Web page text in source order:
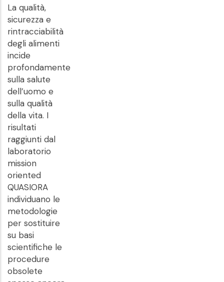
La qualità,
sicurezza e
rintracciabilità
degli alimenti
incide
profondamente
sulla salute
dell’uomo e
sulla qualità
della vita. I
risultati
raggiunti dal
laboratorio
mission
oriented
QUASIORA
individuano le
metodologie
per sostituire
su basi
scientifiche le
procedure
obsolete